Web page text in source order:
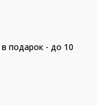
в подарок - до 10